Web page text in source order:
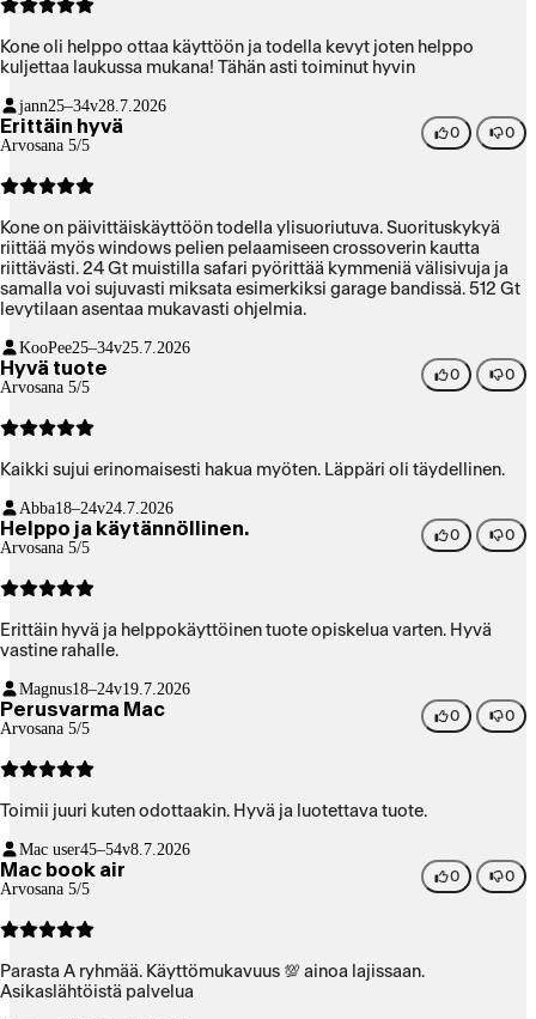
Kone oli helppo ottaa käyttöön ja todella kevyt joten helppo
kuljettaa laukussa mukana! Tähän asti toiminut hyvin
jann25–34v28.7.2026
Erittäin hyvä
Arvosana 5/5
0 0
Kone on päivittäiskäyttöön todella ylisuoriutuva. Suorituskykyä
riittää myös windows pelien pelaamiseen crossoverin kautta
riittävästi. 24 Gt muistilla safari pyörittää kymmeniä välisivuja ja
samalla voi sujuvasti miksata esimerkiksi garage bandissä. 512 Gt
levytilaan asentaa mukavasti ohjelmia.
KooPee25–34v25.7.2026
Hyvä tuote
Arvosana 5/5
0 0
Kaikki sujui erinomaisesti hakua myöten. Läppäri oli täydellinen.
Abba18–24v24.7.2026
Helppo ja käytännöllinen.
Arvosana 5/5
0 0
Erittäin hyvä ja helppokäyttöinen tuote opiskelua varten. Hyvä
vastine rahalle.
Magnus18–24v19.7.2026
Perusvarma Mac
Arvosana 5/5
0 0
Toimii juuri kuten odottaakin. Hyvä ja luotettava tuote.
Mac user45–54v8.7.2026
Mac book air
Arvosana 5/5
0 0
Parasta A ryhmää. Käyttömukavuus 💯 ainoa lajissaan.
Asikaslähtöistä palvelua